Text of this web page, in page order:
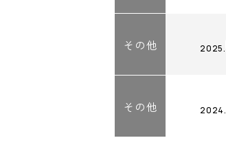
その他 2025.
その他 2024.